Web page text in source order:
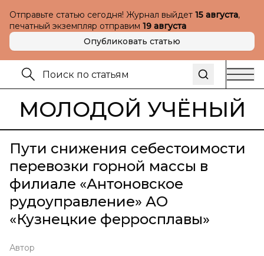
Отправьте статью сегодня! Журнал выйдет 15 августа,
печатный экземпляр отправим 19 августа
Опубликовать статью
МОЛОДОЙ УЧЁНЫЙ
Пути снижения себестоимости
перевозки горной массы в
филиале «Антоновское
рудоуправление» АО
«Кузнецкие ферросплавы»
Автор